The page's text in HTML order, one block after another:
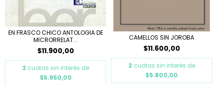
EN FRASCO CHICO ANTOLOGIA DE
MICRORRELAT...
$11.900,00
2 cuotas sin interés de
$5.950,00
CAMELLOS SIN JOROBA
$11.600,00
2 cuotas sin interés de
$5.800,00